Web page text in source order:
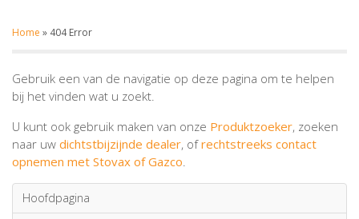
Home » 404 Error
Gebruik een van de navigatie op deze pagina om te helpen
bij het vinden wat u zoekt.
U kunt ook gebruik maken van onze Produktzoeker, zoeken
naar uw dichtstbijzijnde dealer, ofrechtstreeks contact
opnemen met Stovax of Gazco.
Hoofdpagina